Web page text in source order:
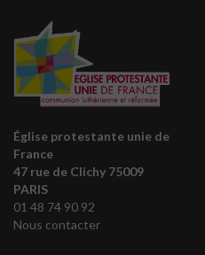
Église protestante unie de
France
47 rue de Clichy 75009
PARIS
01 48 74 90 92
Nous contacter